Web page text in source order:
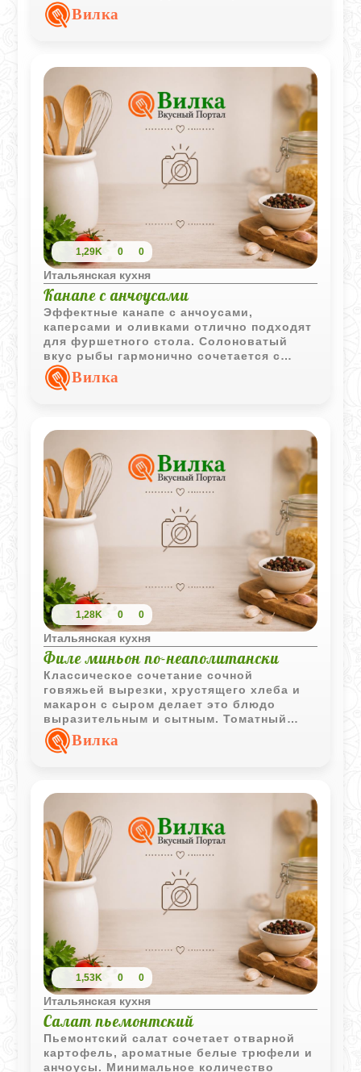
делают его отличным вариантом для
завтрака или легкого ужина.
Вилка
1,29K 0 0
Итальянская кухня
Канапе с анчоусами
Эффектные канапе с анчоусами,
каперсами и оливками отлично подходят
для фуршетного стола. Солоноватый
вкус рыбы гармонично сочетается с
нежной основой из хлеба и майонезным
оформлением.
Вилка
1,28K 0 0
Итальянская кухня
Филе миньон по-неаполитански
Классическое сочетание сочной
говяжьей вырезки, хрустящего хлеба и
макарон с сыром делает это блюдо
выразительным и сытным. Томатный
соус с белым вином добавляет
характерный итальянский акцент.
Вилка
1,53K 0 0
Итальянская кухня
Салат пьемонтский
Пьемонтский салат сочетает отварной
картофель, ароматные белые трюфели и
анчоусы. Минимальное количество